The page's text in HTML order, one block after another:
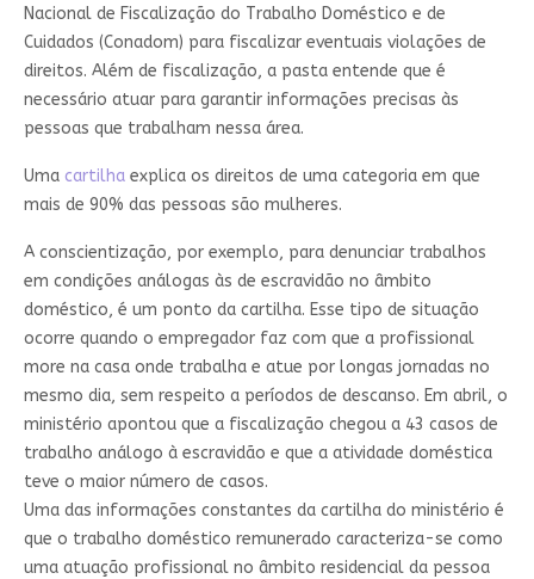
Nacional de Fiscalização do Trabalho Doméstico e de
Cuidados (Conadom) para fiscalizar eventuais violações de
direitos. Além de fiscalização, a pasta entende que é
necessário atuar para garantir informações precisas às
pessoas que trabalham nessa área.
Uma cartilhaexplica os direitos de uma categoria em que
mais de 90% das pessoas são mulheres.
A conscientização, por exemplo, para denunciar trabalhos
em condições análogas às de escravidão no âmbito
doméstico, é um ponto da cartilha. Esse tipo de situação
ocorre quando o empregador faz com que a profissional
more na casa onde trabalha e atue por longas jornadas no
mesmo dia, sem respeito a períodos de descanso. Em abril, o
ministério apontou que a fiscalização chegou a 43 casos de
trabalho análogo à escravidão e que a atividade doméstica
teve o maior número de casos.
Uma das informações constantes da cartilha do ministério é
que o trabalho doméstico remunerado caracteriza-se como
uma atuação profissional no âmbito residencial da pessoa